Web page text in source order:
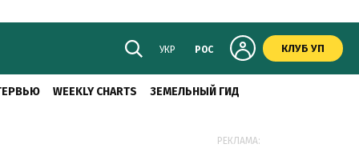
УКР РОС КЛУБ УП
WEEKLY CHARTS ЗЕМЕЛЬНЫЙ ГИД
РЕКЛАМА: